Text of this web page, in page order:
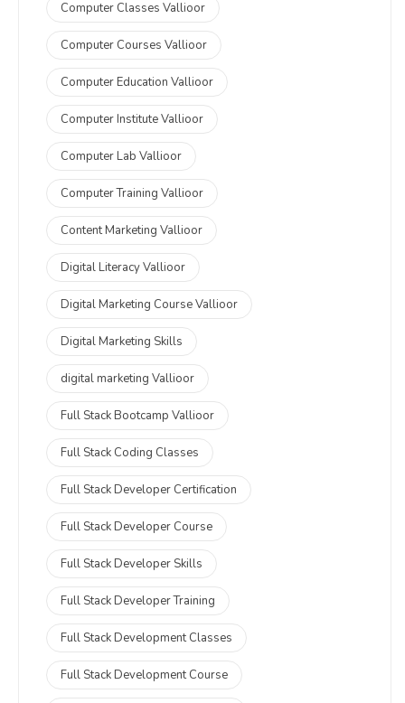
Computer Classes Vallioor
Computer Courses Vallioor
Computer Education Vallioor
Computer Institute Vallioor
Computer Lab Vallioor
Computer Training Vallioor
Content Marketing Vallioor
Digital Literacy Vallioor
Digital Marketing Course Vallioor
Digital Marketing Skills
digital marketing Vallioor
Full Stack Bootcamp Vallioor
Full Stack Coding Classes
Full Stack Developer Certification
Full Stack Developer Course
Full Stack Developer Skills
Full Stack Developer Training
Full Stack Development Classes
Full Stack Development Course